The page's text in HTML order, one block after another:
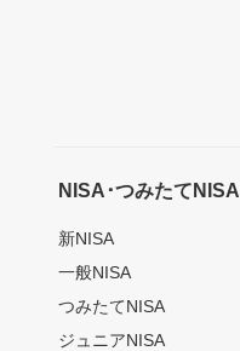
NISA･つみたてNISA
新NISA
一般NISA
つみたてNISA
ジュニアNISA